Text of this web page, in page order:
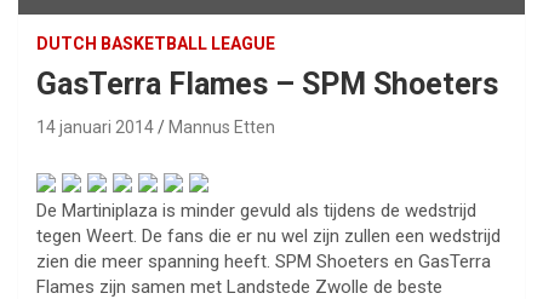
DUTCH BASKETBALL LEAGUE
GasTerra Flames – SPM Shoeters
14 januari 2014 Mannus Etten
De Martiniplaza is minder gevuld als tijdens de wedstrijd
tegen Weert. De fans die er nu wel zijn zullen een wedstrijd
zien die meer spanning heeft. SPM Shoeters en GasTerra
Flames zijn samen met Landstede Zwolle de beste